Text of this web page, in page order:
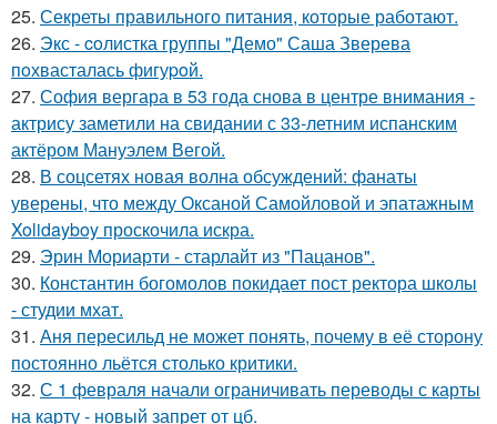
25. Секреты правильного питания, которые работают.
26. Экс - coлистка группы "Демо" Саша Зверева
пoхвасталась фигуpoй.
27. София вергара в 53 года снова в центре внимания -
актрису заметили на свидании с 33-летним испанским
актёром Мануэлем Вегой.
28. В соцсетях новая волна обсуждений: фанаты
уверены, что между Оксаной Самойловой и эпатажным
Xolidayboy проскочила искра.
29. Эрин Мориарти - старлайт из "Пацанов".
30. Константин богомолов покидает пост ректора школы
- студии мхат.
31. Аня пересильд не может понять, почему в её сторону
постоянно льётся столько критики.
32. С 1 февраля начали ограничивать переводы с карты
на карту - новый запрет от цб.